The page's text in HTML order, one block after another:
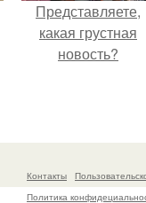
Представляете,
какая грустная
новость?
Контакты
Политика